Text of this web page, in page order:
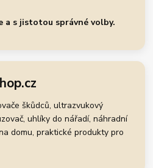
a s jistotou správné volby.
škůdců, ultrazvukový
uhlíky do nářadí, náhradní
domu, praktické produkty pro